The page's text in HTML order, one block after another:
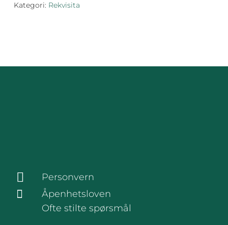
Kategori: Rekvisita
Personvern
Åpenhetsloven
Ofte stilte spørsmål